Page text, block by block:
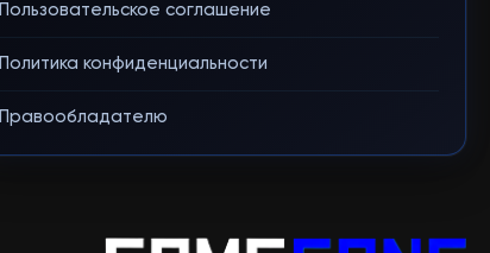
Пользовательское соглашение
Политика конфиденциальности
Правообладателю